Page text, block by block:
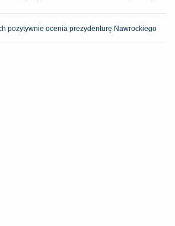
pozytywnie ocenia prezydenturę Nawrockiego